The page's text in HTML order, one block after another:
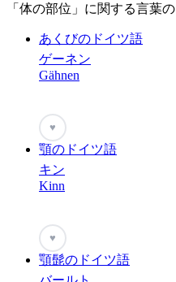
「体の部位」に関する言葉の
あくびのドイツ語
ゲーネン
Gähnen
♥
顎のドイツ語
キン
Kinn
♥
顎髭のドイツ語